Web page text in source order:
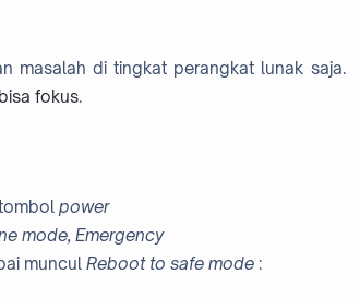
masalah di tingkat perangkat lunak saja.
fokus.
power
mode, Emergency
muncul Reboot to safe mode: